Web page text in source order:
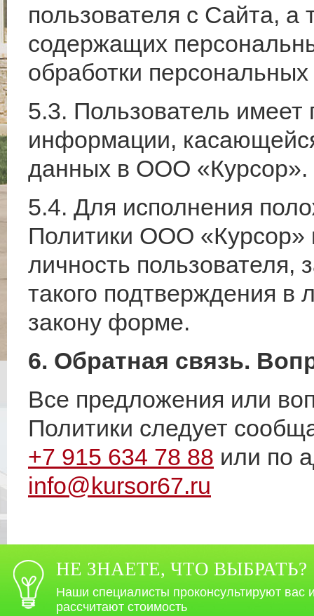
пользователя с Сайта, а
содержащих
обработки
5.3. Пользователь имеет
информации,
данных в ООО «Курсор».
5.4. Для исполнения
Политики ООО «Курсор»
личность пользователя,
такого подтверждения
закону форме.
6. Обратная связь.
Все предложения или
Политики следует
+7 915 634 78 88 или по
info@kursor67.ru
НЕ ЗНАЕТЕ, ЧТО ВЫБРАТЬ?
Наши специалисты проконсультируют вас
рассчитают стоимость